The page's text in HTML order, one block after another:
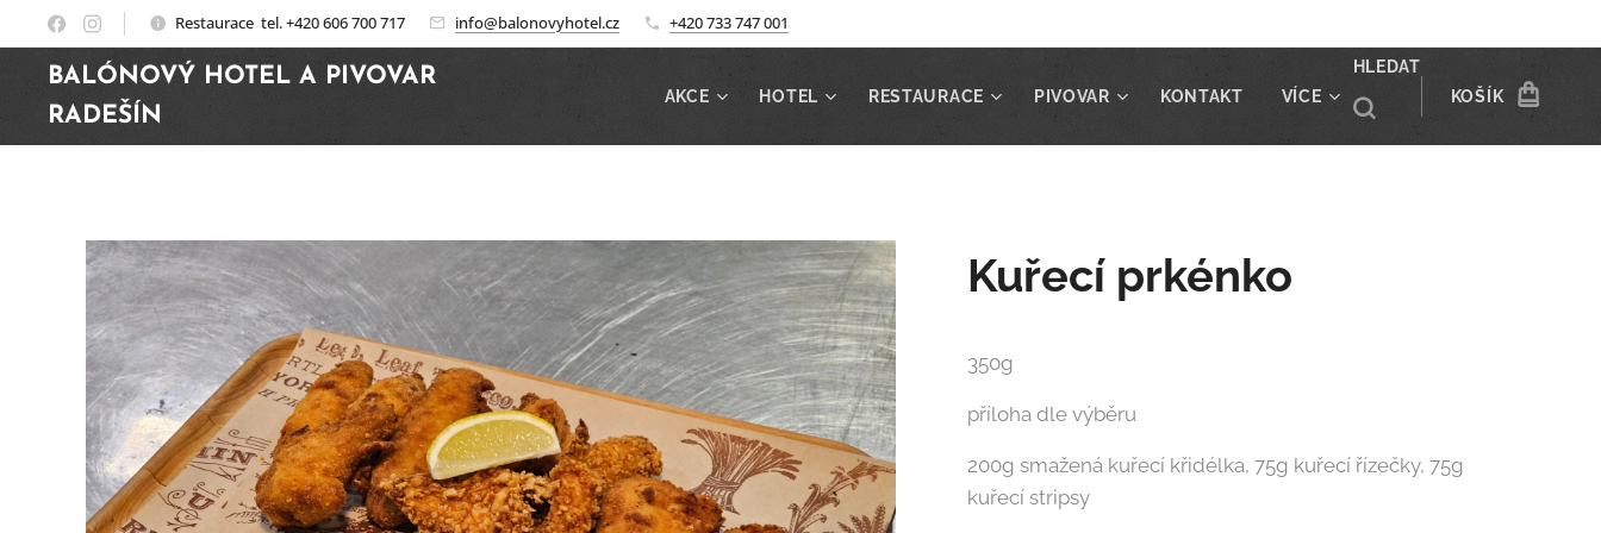
Restaurace tel. +420 606 700 717 info@balonovyhotel.cz +420 733 747 001
BALÓNOVÝ HOTEL A PIVOVAR
RADEŠÍN
AKCE HOTEL RESTAURACE PIVOVAR KONTAKT VÍCE
HLEDAT
KOŠÍK
Kuřecí prkénko
350g
příloha dle výběru
200g smažená kuřecí křidélka, 75g kuřecí řízečky, 75g
kuřecí stripsy